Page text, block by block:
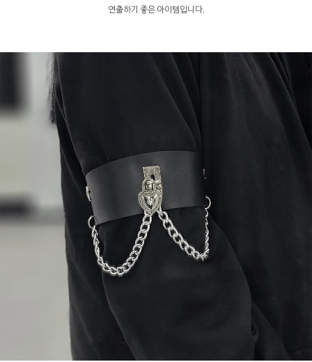
연출하기 좋은 아이템입니다.